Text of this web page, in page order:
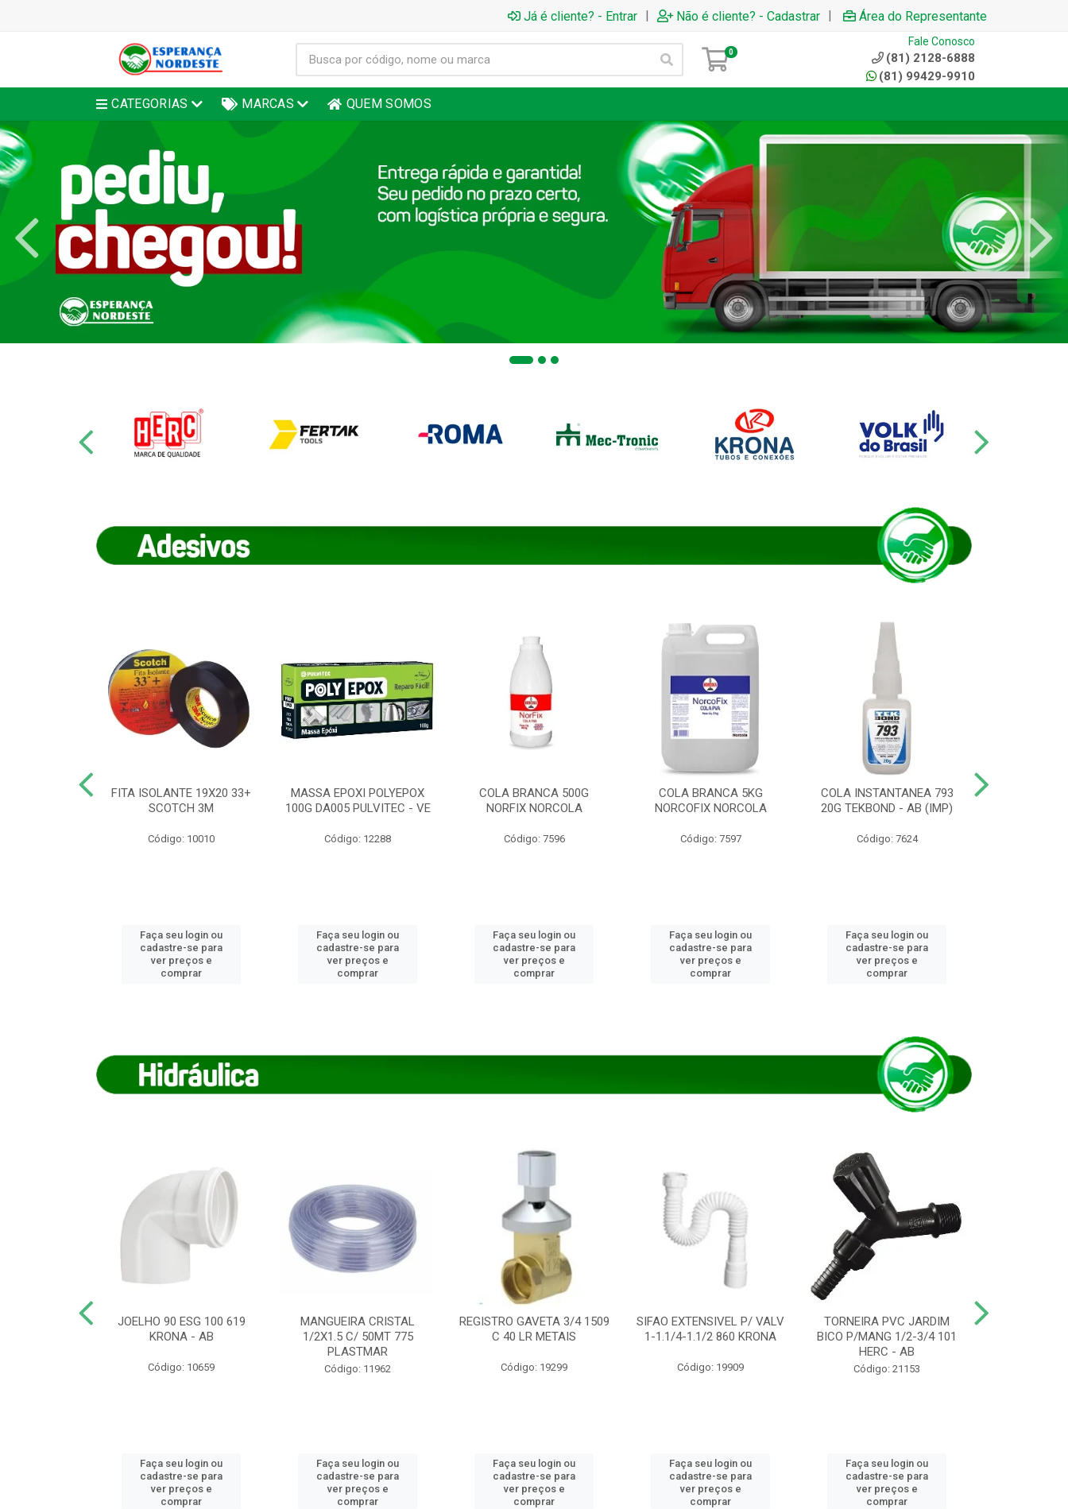
Já é cliente? - Entrar | Não é cliente? - Cadastrar | Área do Representante
0
Fale Conosco
(81) 2128-6888
(81) 99429-9910
CATEGORIAS MARCAS QUEM SOMOS
FITA ISOLANTE 19X20 33+
SCOTCH 3M
Código: 10010
Faça seu login ou
cadastre-se para
ver preços e
comprar
MASSA EPOXI POLYEPOX
100G DA005 PULVITEC - VE
Código: 12288
Faça seu login ou
cadastre-se para
ver preços e
comprar
COLA BRANCA 500G
NORFIX NORCOLA
Código: 7596
Faça seu login ou
cadastre-se para
ver preços e
comprar
COLA BRANCA 5KG
NORCOFIX NORCOLA
Código: 7597
Faça seu login ou
cadastre-se para
ver preços e
comprar
COLA INSTANTANEA 793
20G TEKBOND - AB (IMP)
Código: 7624
Faça seu login ou
cadastre-se para
ver preços e
comprar
JOELHO 90 ESG 100 619
KRONA - AB
Código: 10659
Faça seu login ou
cadastre-se para
ver preços e
comprar
MANGUEIRA CRISTAL
1/2X1.5 C/ 50MT 775
PLASTMAR
Código: 11962
Faça seu login ou
cadastre-se para
ver preços e
comprar
REGISTRO GAVETA 3/4 1509
C 40 LR METAIS
Código: 19299
Faça seu login ou
cadastre-se para
ver preços e
comprar
SIFAO EXTENSIVEL P/ VALV
1-1.1/4-1.1/2 860 KRONA
Código: 19909
Faça seu login ou
cadastre-se para
ver preços e
comprar
TORNEIRA PVC JARDIM
BICO P/MANG 1/2-3/4 101
HERC - AB
Código: 21153
Faça seu login ou
cadastre-se para
ver preços e
comprar